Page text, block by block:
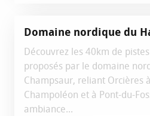
Domaine nordique du
Découvrez les 40km de
proposés par le domaine
Champsaur, reliant Orcières
Champoléon et à Pont-du-
ambiance...